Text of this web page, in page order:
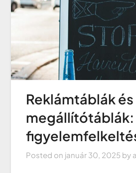
Reklámtáblák és
megállítótáblák:
Posted on január 30, 2025 by